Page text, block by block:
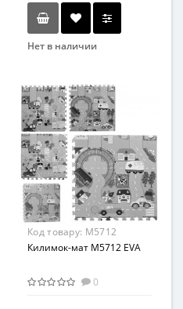
Нет в наличии
Вид
Коврик
Возраст
От 12 мес
Возрастная группа
От 1 года
Материал
ПВХ
Код товару: M5712
Килимок-мат M5712 EVA
0